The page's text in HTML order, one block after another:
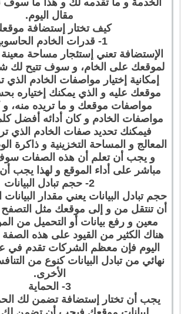
مقال اليوم.
كيف تختار إستضافة
1- قدرات الخادم الحاسوبية
الإستضافة تعني إستئجار مساحة
لموقعك على الخام، و سوف تتيح لك
إمكانية إختيار مواصفات الخادم
موقعك عليه و الذي يمكنك إختياره
مواصفات موقعك و ما تريده منه، و
مواصفات الخادم و كان أدائه أفضل
فيمكنك تحديد صفات الخادم الذي
المعالج و المساحة التخزينية و ذاكرة
و يجب أن تعلم أن هذه الصفات
مباشر على أداء الموقع و لهذا يجب
2- حجم تبادل البيانات
حجم تبادل البيانات يعني مقدار
أن تنتقل من و إلى موقعك مثل
معين و رفع بيانات أو التحميل من
هناك الكثير من القيود على هذه
اليوم فإن معظم الشركات تقدم في
نهائي من تبادل البيانات كنوع من
الأخرى.
3- الحماية
يجب أن تختار إستضافة تضمن لك